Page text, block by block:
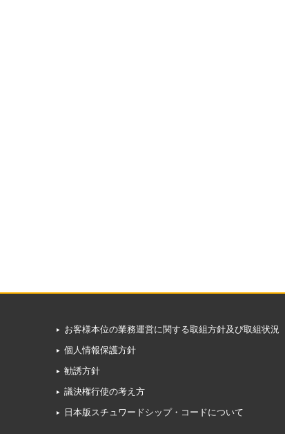
お客様本位の業務運営に関する取組方針及び取組状況
個人情報保護方針
勧誘方針
議決権行使の考え方
日本版スチュワードシップ・コードについて